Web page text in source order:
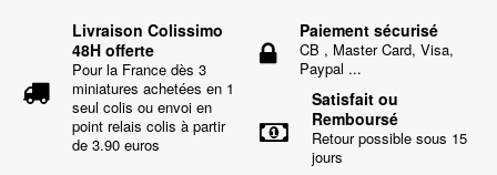
Livraison Colissimo
48H offerte
Pour la France dès 3
miniatures achetées en 1
seul colis ou envoi en
point relais colis à partir
de 3.90 euros
Paiement sécurisé
CB , Master Card, Visa,
Paypal ...
Satisfait ou
Remboursé
Retour possible sous 15
jours